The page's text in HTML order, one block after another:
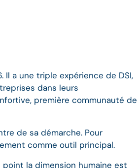
Il a une triple expérience de DSI,
dans leurs
première communauté de
de sa démarche. Pour
comme outil principal.
la dimension humaine est